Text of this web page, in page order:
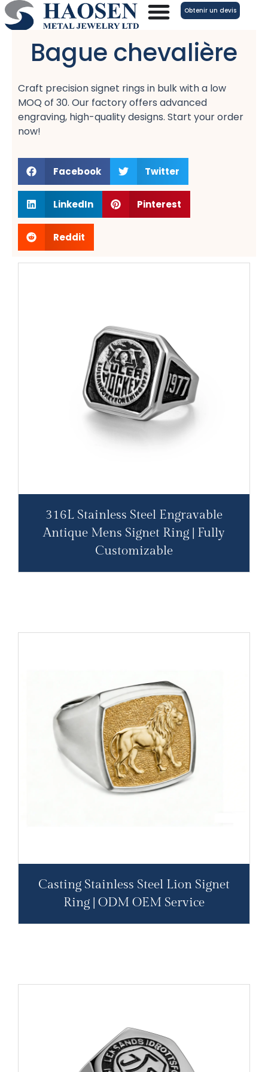
Aller
au
Obtenir un devis
Bague chevalière
Craft precision signet rings in bulk with a low
MOQ of 30. Our factory offers advanced
engraving, high-quality designs. Start your order
now!
Facebook Twitter
LinkedIn Pinterest
Reddit
316L Stainless Steel Engravable
Antique Mens Signet Ring | Fully
Customizable
Casting Stainless Steel Lion Signet
Ring | ODM OEM Service